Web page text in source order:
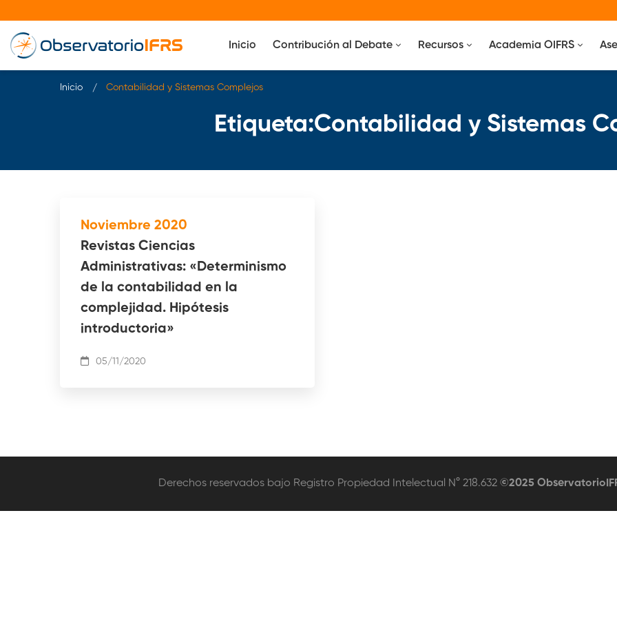
Inicio Contribución al Debate Recursos Academia OIFRS
Etiqueta:Contabilidad y Sistemas
Inicio Contabilidad y Sistemas Complejos
Noviembre 2020
Revistas Ciencias
Administrativas: «Determinismo
de la contabilidad en la
complejidad. Hipótesis
introductoria»
05/11/2020
Derechos reservados bajo Registro Propiedad Intelectual N° 218.632 ©2025